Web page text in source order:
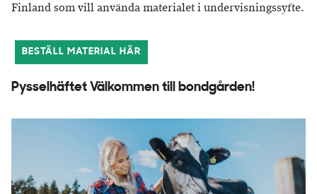
Finland som vill använda materialet i undervisningssyfte.
BESTÄLL MATERIAL HÄR
Pysselhäftet Välkommen till bondgården!